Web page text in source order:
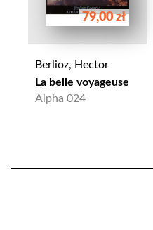
79,00 zł
Berlioz, Hector
La belle voyageuse
Alpha 024